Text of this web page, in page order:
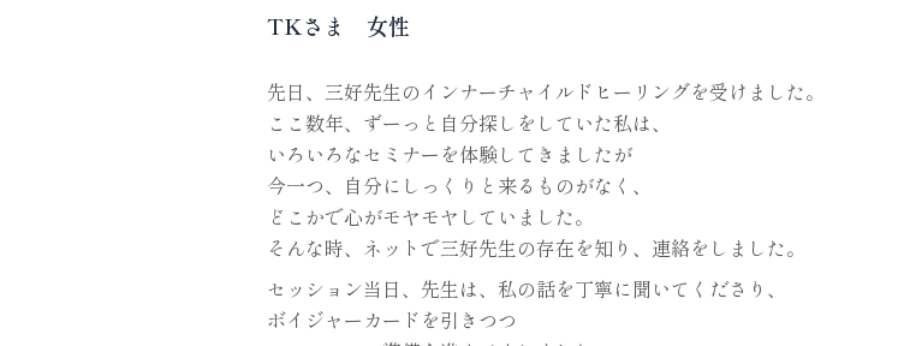
TKさま 女性
先日、三好先生のインナーチャイルドヒーリングを受けました。
ここ数年、ずーっと自分探しをしていた私は、
いろいろなセミナーを体験してきましたが
今一つ、自分にしっくりと来るものがなく、
どこかで心がモヤモヤしていました。
そんな時、ネットで三好先生の存在を知り、連絡をしました。
セッション当日、先生は、私の話を丁寧に聞いてくださり、
ボイジャーカードを引きつつ